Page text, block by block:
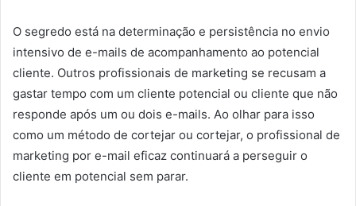
O segredo está na determinação e persistência no envio
intensivo de e-mails de acompanhamento ao potencial
cliente. Outros profissionais de marketing se recusam a
gastar tempo com um cliente potencial ou cliente que não
responde após um ou dois e-mails. Ao olhar para isso
como um método de cortejar ou cortejar, o profissional de
marketing por e-mail eficaz continuará a perseguir o
cliente em potencial sem parar.